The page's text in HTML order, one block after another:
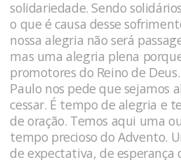
solidariedade. Sendo
o que é causa desse
nossa alegria não será
mas uma alegria plena
promotores do Reino de Deus.
Paulo nos pede que sejamos
cessar. É tempo de alegria e
de oração. Temos aqui uma
tempo precioso do Advento.
de expectativa, de esperança